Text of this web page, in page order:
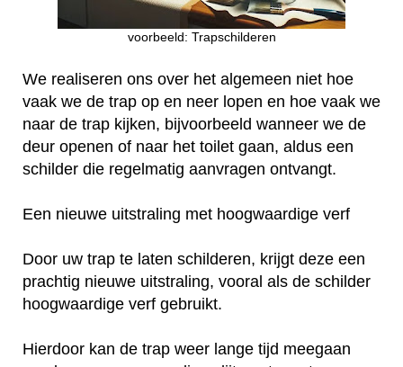
voorbeeld: Trapschilderen
We realiseren ons over het algemeen niet hoe
vaak we de trap op en neer lopen en hoe vaak we
naar de trap kijken, bijvoorbeeld wanneer we de
deur openen of naar het toilet gaan, aldus een
schilder die regelmatig aanvragen ontvangt.
Een nieuwe uitstraling met hoogwaardige verf
Door uw trap te laten schilderen, krijgt deze een
prachtig nieuwe uitstraling, vooral als de schilder
hoogwaardige verf gebruikt.
Hierdoor kan de trap weer lange tijd meegaan